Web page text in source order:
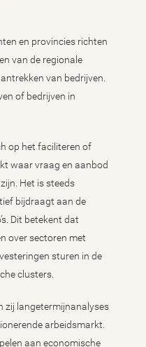
en provincies richten
van de regionale
van bedrijven.
of bedrijven in
op het faciliteren of
waar vraag en aanbod
Het is steeds
bijdraagt aan de
Dit betekent dat
over sectoren met
sturen in de
clusters.
zij langetermijnanalyses
arbeidsmarkt.
aan economische